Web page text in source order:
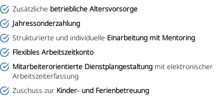
Zusätzliche betriebliche Altersvorsorge
Jahressonderzahlung
Strukturierte und individuelle Einarbeitung mit Mentoring
Flexibles Arbeitszeitkonto
Mitarbeiterorientierte Dienstplangestaltung mit elektronischer
Arbeitszeiterfassung
Zuschuss zur Kinder- und Ferienbetreuung